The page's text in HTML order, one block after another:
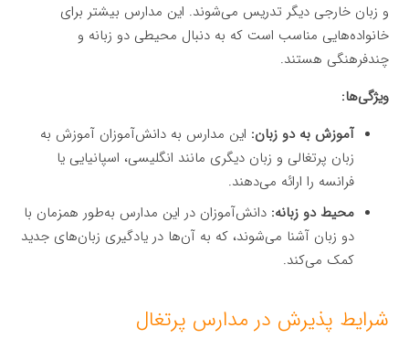
و زبان خارجی دیگر تدریس می‌شوند. این مدارس بیشتر برای
خانواده‌هایی مناسب است که به دنبال محیطی دو زبانه و
چندفرهنگی هستند.
ویژگی‌ها:
آموزش به دو زبان: این مدارس به دانش‌آموزان آموزش به
زبان پرتغالی و زبان دیگری مانند انگلیسی، اسپانیایی یا
فرانسه را ارائه می‌دهند.
محیط دو زبانه: دانش‌آموزان در این مدارس به‌طور همزمان با
دو زبان آشنا می‌شوند، که به آن‌ها در یادگیری زبان‌های جدید
کمک می‌کند.
شرایط پذیرش در مدارس پرتغال